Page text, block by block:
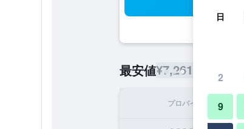
最安値¥7,261
プロバイダ
日
2
9